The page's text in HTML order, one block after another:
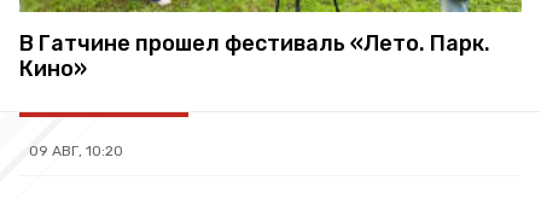
В Гатчине прошел фестиваль «Лето. Парк.
Кино»
09 АВГ, 10:20